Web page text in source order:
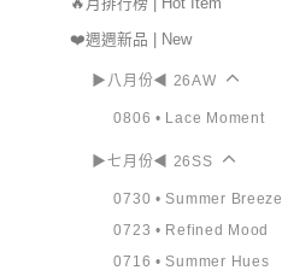
❤️週週新品 | New
▶八月份◀ 26AW
0806 • Lace Moment
▶七月份◀ 26SS
0730 • Summer Breeze
0723 • Refined Mood
0716 • Summer Hues